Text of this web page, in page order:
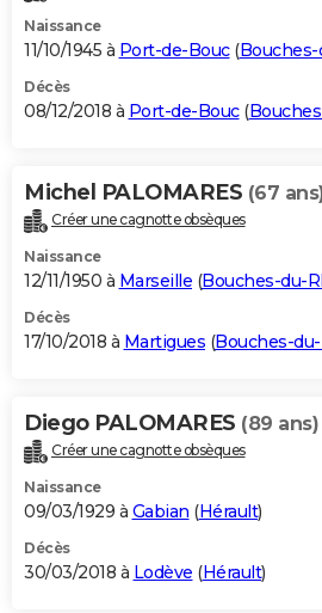
Naissance
11/10/1945 à Port-de-Bouc(
Décès
08/12/2018 à Port-de-Bouc(
Michel PALOMARES (67
Créer une cagnotte obsèques
Naissance
12/11/1950 à Marseille (Bouches-du-
Décès
17/10/2018 à Martigues (Bouches-
Diego PALOMARES (89 ans)
Créer une cagnotte obsèques
Naissance
09/03/1929 à Gabian (Hérault)
Décès
30/03/2018 à Lodève (Hérault)